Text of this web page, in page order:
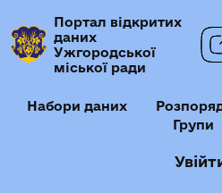
Портал відкритих
даних
Ужгородської
міської ради
Набори даних
Групи